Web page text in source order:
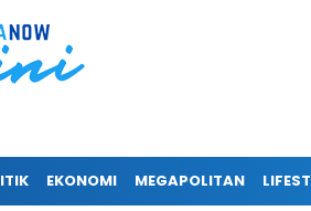
EKONOMI MEGAPOLITAN